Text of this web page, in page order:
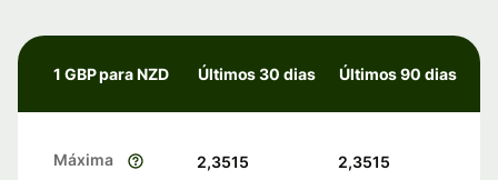
1 GBP para NZD Últimos 30 dias Últimos 90 dias
Máxima 2,3515 2,3515